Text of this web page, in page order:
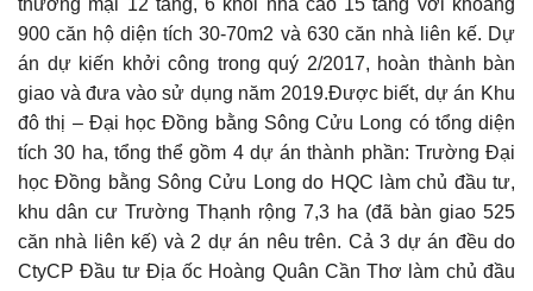
thương mại 12 tầng, 6 khối nhà cao 15 tầng với khoảng
900 căn hộ diện tích 30-70m2 và 630 căn nhà liên kế. Dự
án dự kiến khởi công trong quý 2/2017, hoàn thành bàn
giao và đưa vào sử dụng năm 2019.Được biết, dự án Khu
đô thị – Đại học Đồng bằng Sông Cửu Long có tổng diện
tích 30 ha, tổng thể gồm 4 dự án thành phần: Trường Đại
học Đồng bằng Sông Cửu Long do HQC làm chủ đầu tư,
khu dân cư Trường Thạnh rộng 7,3 ha (đã bàn giao 525
căn nhà liên kế) và 2 dự án nêu trên. Cả 3 dự án đều do
CtyCP Đầu tư Địa ốc Hoàng Quân Cần Thơ làm chủ đầu